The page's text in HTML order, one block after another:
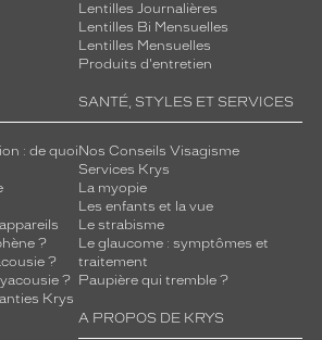
Lentilles Journalières
Lentilles Bi Mensuelles
Lentilles Mensuelles
Produits d'entretien
: de quoi
?
?
?
Krys
SANTÉ, STYLES ET SERVICES
Nos Conseils Visagisme
Services Krys
La myopie
Les enfants et la vue
Le strabisme
Le glaucome : symptômes et
traitement
Paupière qui tremble ?
A PROPOS DE KRYS